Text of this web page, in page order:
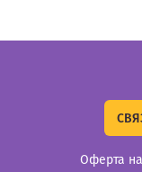
Оферта